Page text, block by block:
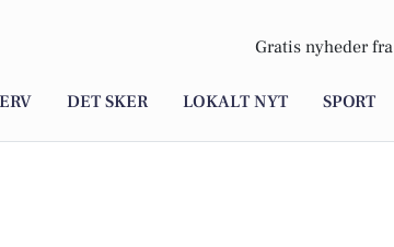
Gratis nyheder fra
DET SKER LOKALT NYT SPORT